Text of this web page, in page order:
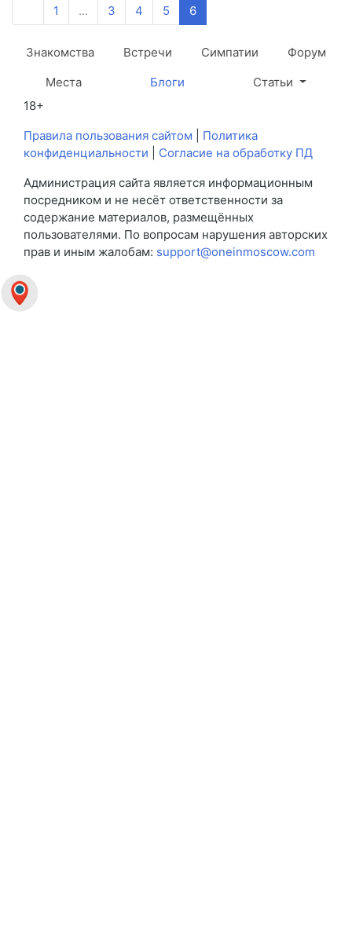
1 ... 3 4 5 6
Знакомства Встречи Симпатии
Форум
Места
Блоги
Статьи
18+
Правила пользования сайтом
Политика
конфиденциальности
Согласие на обработку ПД
Администрация сайта является информационным
посредником и не несёт ответственности за
содержание материалов, размещённых
пользователями. По вопросам нарушения авторских
прав и иным жалобам: support@oneinmoscow.com